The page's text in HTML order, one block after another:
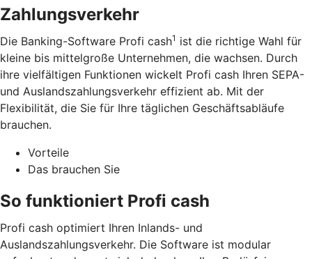
Zahlungsverkehr
Die Banking-Software Profi cash1 ist die richtige Wahl für
kleine bis mittelgroße Unternehmen, die wachsen. Durch
ihre vielfältigen Funktionen wickelt Profi cash Ihren SEPA-
und Auslandszahlungsverkehr effizient ab. Mit der
Flexibilität, die Sie für Ihre täglichen Geschäftsabläufe
brauchen.
Vorteile
Das brauchen Sie
So funktioniert Profi cash
Profi cash optimiert Ihren Inlands- und
Auslandszahlungsverkehr. Die Software ist modular